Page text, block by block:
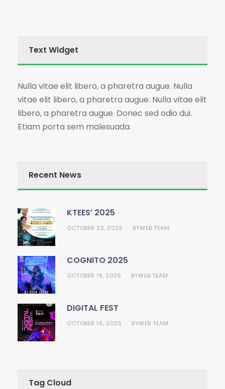
Text Widget
Nulla vitae elit libero, a pharetra augue. Nulla
vitae elit libero, a pharetra augue. Nulla vitae elit
libero, a pharetra augue. Donec sed odio dui.
Etiam porta sem malesuada.
Recent News
KTEES’ 2025
OCTOBER 22, 2025 BYWEB TEAM
COGNITO 2025
OCTOBER 18, 2025 BYWEB TEAM
DIGITAL FEST
OCTOBER 16, 2025 BYWEB TEAM
Tag Cloud